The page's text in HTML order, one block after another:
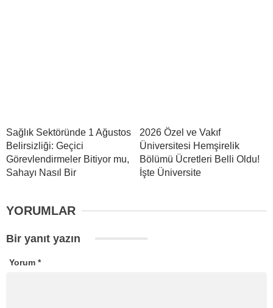
Sağlık Sektöründe 1 Ağustos
Belirsizliği: Geçici
Görevlendirmeler Bitiyor mu,
Sahayı Nasıl Bir
2026 Özel ve Vakıf
Üniversitesi Hemşirelik
Bölümü Ücretleri Belli Oldu!
İşte Üniversite
YORUMLAR
Bir yanıt yazın
Yorum *